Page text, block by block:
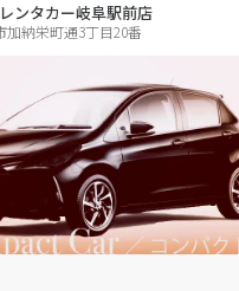
ンタカー岐阜駅前店
加納栄町通3丁目20番